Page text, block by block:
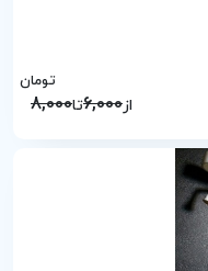
از6,000تا8,000
تومان